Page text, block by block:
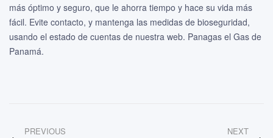
más óptimo y seguro, que le ahorra tiempo y hace su vida más
fácil. Evite contacto, y mantenga las medidas de bioseguridad,
usando el estado de cuentas de nuestra web. Panagas el Gas de
Panamá.
PREVIOUS NEXT